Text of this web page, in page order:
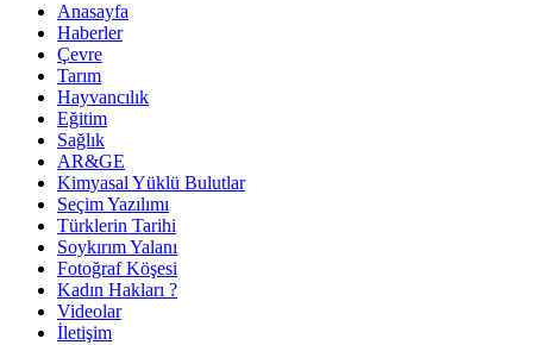
Anasayfa
Haberler
Çevre
Tarım
Hayvancılık
Eğitim
Sağlık
AR&GE
Kimyasal Yüklü Bulutlar
Seçim Yazılımı
Türklerin Tarihi
Soykırım Yalanı
Fotoğraf Köşesi
Kadın Hakları ?
Videolar
İletişim